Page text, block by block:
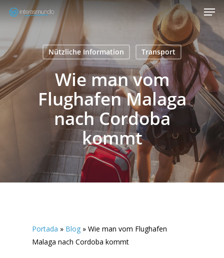
Skip
content
Nützliche Information Transport
Wie man vom
Flughafen Malaga
nach Cordoba
kommt
Portada » Blog » Wie man vom Flughafen
Malaga nach Cordoba kommt
Close
Menu